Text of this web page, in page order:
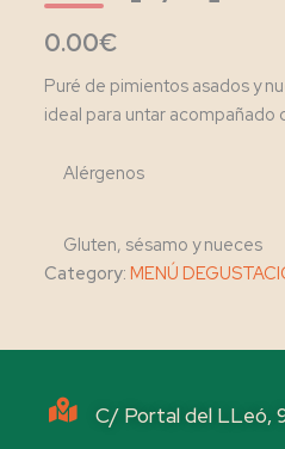
0.00€
Puré de pimientos asados y
ideal para untar acompañado
Alérgenos
Gluten, sésamo y nueces
Category: MENÚ
C/ Portal del LLeó,